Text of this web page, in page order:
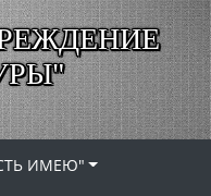
ИМЕЮ"